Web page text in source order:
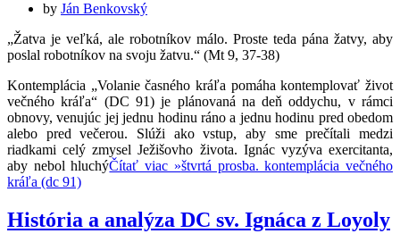
by Ján Benkovský
„Žatva je veľká, ale robotníkov málo. Proste teda pána žatvy, aby
poslal robotníkov na svoju žatvu.“ (Mt 9, 37-38)
Kontemplácia „Volanie časného kráľa pomáha kontemplovať život
večného kráľa“ (DC 91) je plánovaná na deň oddychu, v rámci
obnovy, venujúc jej jednu hodinu ráno a jednu hodinu pred obedom
alebo pred večerou. Slúži ako vstup, aby sme prečítali medzi
riadkami celý zmysel Ježišovho života. Ignác vyzýva exercitanta,
aby nebol hluchýČítať viac »štvrtá prosba. kontemplácia večného
kráľa (dc 91)
História a analýza DC sv. Ignáca z Loyoly